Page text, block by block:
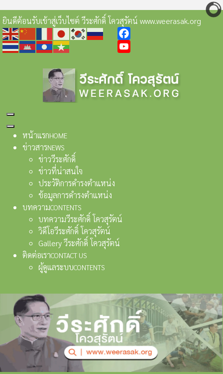
ยินดีต้อนรับเข้าสู่เว็บไซต์ วีระศักดิ์ โควสุรัตน์ www.weerasak.org
Facebook
หน้าแรกHOME
ข่าวสารNEWS
ข่าววีระศักดิ์
ข่าวที่น่าสนใจ
ประวัติการดำรงตำแหน่ง
ข้อมูลการดำรงตำแหน่ง
บทความCONTENTS
บทความวีระศักดิ์ โควสุรัตน์
วิดีโอวีระศักดิ์ โควสุรัตน์
Gallery วีระศักดิ์ โควสุรัตน์
ติดต่อเราCONTACT US
ผู้ดูแลระบบCONTENTS